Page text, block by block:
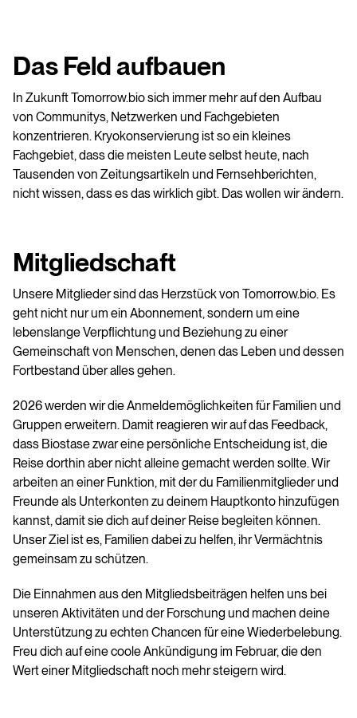
Das Feld aufbauen
In Zukunft Tomorrow.bio sich immer mehr auf den Aufbau
von Communitys, Netzwerken und Fachgebieten
konzentrieren. Kryokonservierung ist so ein kleines
Fachgebiet, dass die meisten Leute selbst heute, nach
Tausenden von Zeitungsartikeln und Fernsehberichten,
nicht wissen, dass es das wirklich gibt. Das wollen wir ändern.
Mitgliedschaft
Unsere Mitglieder sind das Herzstück von Tomorrow.bio. Es
geht nicht nur um ein Abonnement, sondern um eine
lebenslange Verpflichtung und Beziehung zu einer
Gemeinschaft von Menschen, denen das Leben und dessen
Fortbestand über alles gehen.
2026 werden wir die Anmeldemöglichkeiten für Familien und
Gruppen erweitern. Damit reagieren wir auf das Feedback,
dass Biostase zwar eine persönliche Entscheidung ist, die
Reise dorthin aber nicht alleine gemacht werden sollte. Wir
arbeiten an einer Funktion, mit der du Familienmitglieder und
Freunde als Unterkonten zu deinem Hauptkonto hinzufügen
kannst, damit sie dich auf deiner Reise begleiten können.
Unser Ziel ist es, Familien dabei zu helfen, ihr Vermächtnis
gemeinsam zu schützen.
Die Einnahmen aus den Mitgliedsbeiträgen helfen uns bei
unseren Aktivitäten und der Forschung und machen deine
Unterstützung zu echten Chancen für eine Wiederbelebung.
Freu dich auf eine coole Ankündigung im Februar, die den
Wert einer Mitgliedschaft noch mehr steigern wird.